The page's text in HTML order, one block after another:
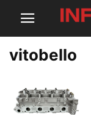
vitobello